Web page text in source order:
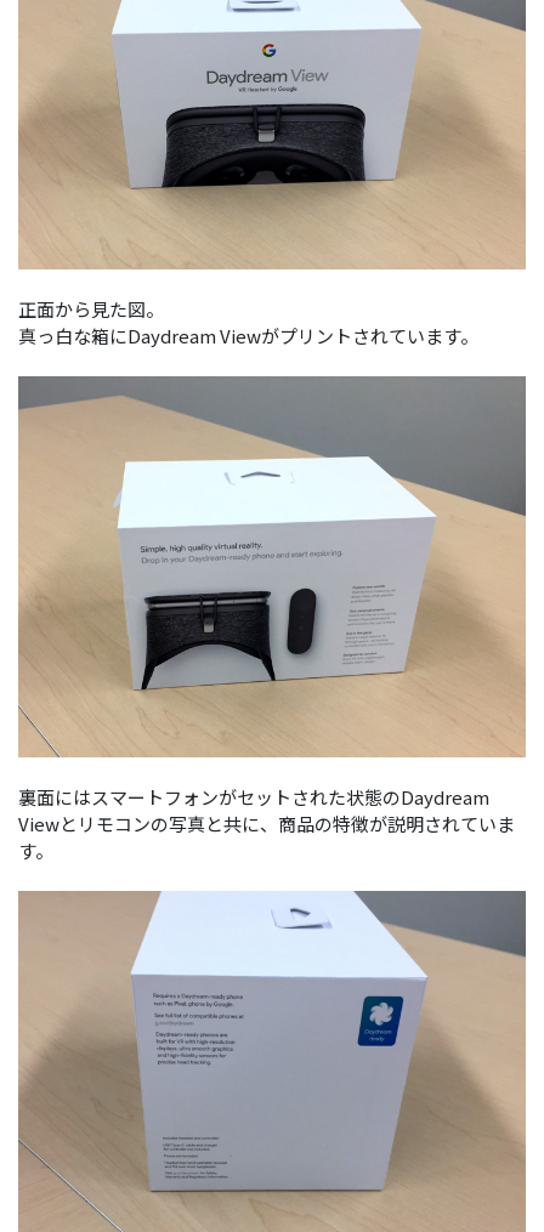
正面から見た図。
真っ白な箱にDaydream Viewがプリントされています。
裏面にはスマートフォンがセットされた状態のDaydream
Viewとリモコンの写真と共に、商品の特徴が説明されていま
す。